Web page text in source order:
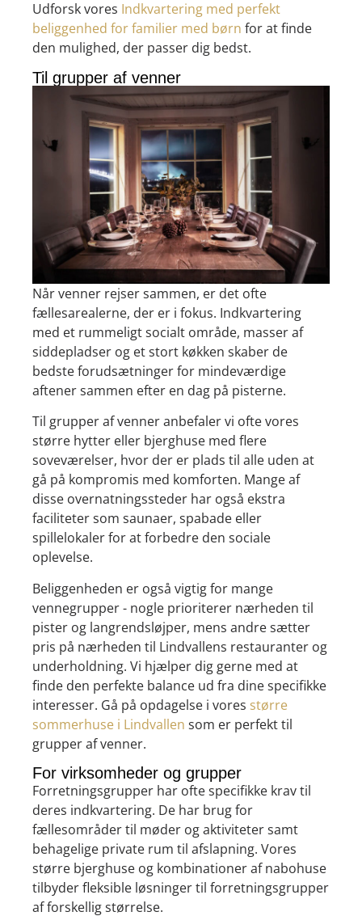
Udforsk vores Indkvartering med perfekt
beliggenhed for familier med børn for at finde
den mulighed, der passer dig bedst.
Til grupper af venner
Når venner rejser sammen, er det ofte
fællesarealerne, der er i fokus. Indkvartering
med et rummeligt socialt område, masser af
siddepladser og et stort køkken skaber de
bedste forudsætninger for mindeværdige
aftener sammen efter en dag på pisterne.
Til grupper af venner anbefaler vi ofte vores
større hytter eller bjerghuse med flere
soveværelser, hvor der er plads til alle uden at
gå på kompromis med komforten. Mange af
disse overnatningssteder har også ekstra
faciliteter som saunaer, spabade eller
spillelokaler for at forbedre den sociale
oplevelse.
Beliggenheden er også vigtig for mange
vennegrupper - nogle prioriterer nærheden til
pister og langrendsløjper, mens andre sætter
pris på nærheden til Lindvallens restauranter og
underholdning. Vi hjælper dig gerne med at
finde den perfekte balance ud fra dine specifikke
interesser. Gå på opdagelse i vores større
sommerhuse i Lindvallen som er perfekt til
grupper af venner.
For virksomheder og grupper
Forretningsgrupper har ofte specifikke krav til
deres indkvartering. De har brug for
fællesområder til møder og aktiviteter samt
behagelige private rum til afslapning. Vores
større bjerghuse og kombinationer af nabohuse
tilbyder fleksible løsninger til forretningsgrupper
af forskellig størrelse.